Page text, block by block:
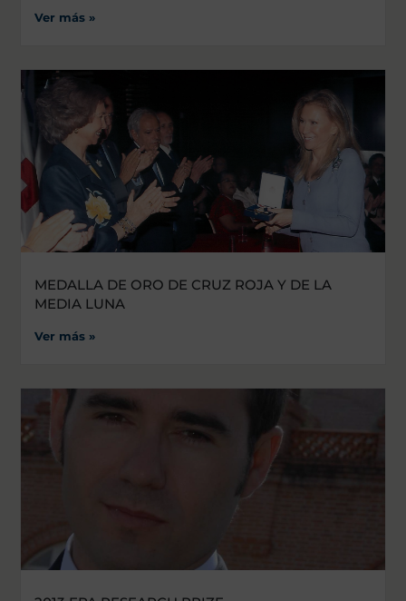
Ver más »
MEDALLA DE ORO DE CRUZ ROJA Y DE LA
MEDIA LUNA
Ver más »